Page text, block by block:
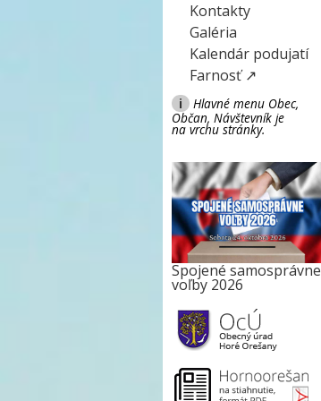
Kontakty
Galéria
Kalendár podujatí
Farnosť ↗
i
Hlavné menu Obec,
Občan, Návštevník je
na vrchu stránky.
Spojené samosprávne
voľby 2026